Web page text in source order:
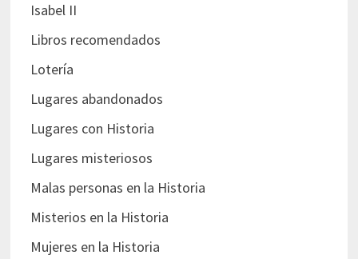
Isabel II
Libros recomendados
Lotería
Lugares abandonados
Lugares con Historia
Lugares misteriosos
Malas personas en la Historia
Misterios en la Historia
Mujeres en la Historia